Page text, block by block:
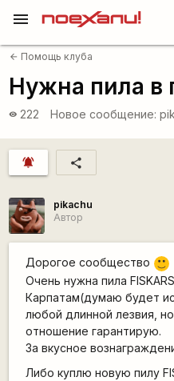
menu
arrow_back Помощь клуба
Нужна пила в
visibility 222 Новое сообщение:
notifications_active share
pikachu
Автор
Дорогое сообщество
:)
Очень нужна пила
Карпатам(думаю будет
любой длинной лезвия,
отношение гарантирую.
За вкусное
Либо куплю новую пилу